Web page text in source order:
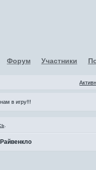
Форум Участники
в игру!!!
.